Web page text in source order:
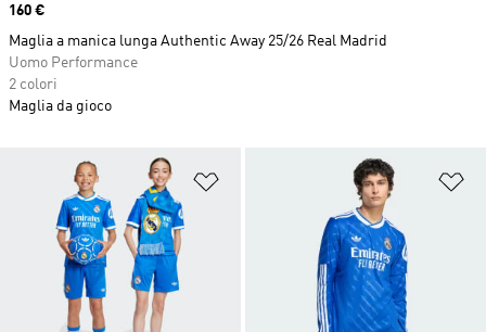
Aggiungi alla lista dei desideri
Price
160 €
Maglia a manica lunga Authentic Away 25/26 Real Madrid
Uomo Performance
2 colori
Maglia da gioco